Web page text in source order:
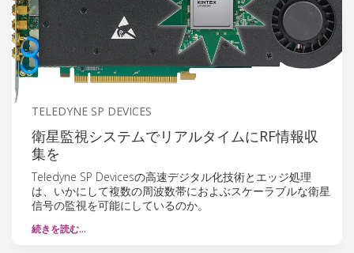
TELEDYNE SP DEVICES
衛星監視システムでリアルタイムにRF情報収
集を
Teledyne SP Devicesの高速デジタル化技術とエッジ処理
は、いかにして複数の周波数帯におよぶスケーラブルな衛星
信号の監視を可能にしているのか。
続きを読む…